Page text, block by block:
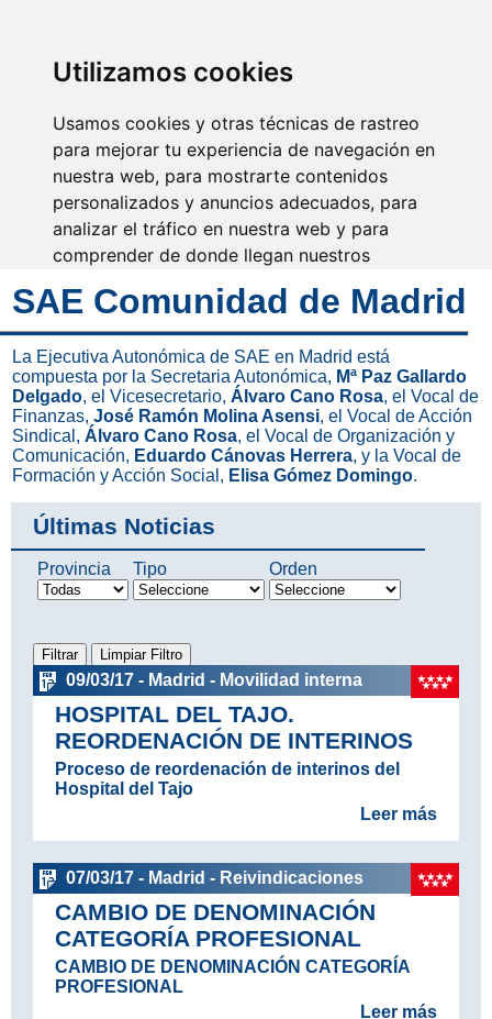
Utilizamos cookies
Usamos cookies y otras técnicas de rastreo
para mejorar tu experiencia de navegación en
nuestra web, para mostrarte contenidos
personalizados y anuncios adecuados, para
analizar el tráfico en nuestra web y para
comprender de donde llegan nuestros
Aceptar
Rechazar
Configurar
El cuidado es la esencia de
la enfermería
SAE Comunidad de Madrid
La Ejecutiva Autonómica de SAE en Madrid está
compuesta por la Secretaria Autonómica, Mª Paz Gallardo
Delgado, el Vicesecretario,Álvaro Cano Rosa, el Vocal de
Finanzas,José Ramón Molina Asensi, el Vocal de Acción
Sindical,Álvaro Cano Rosa, el Vocal de Organización y
Comunicación, Eduardo Cánovas Herrera, y la Vocal de
Formación y Acción Social, Elisa Gómez Domingo.
Últimas Noticias
Provincia Tipo Orden
09/03/17 - Madrid - Movilidad interna
HOSPITAL DEL TAJO.
REORDENACIÓN DE INTERINOS
Proceso de reordenación de interinos del
Hospital del Tajo
Leer más
07/03/17 - Madrid - Reivindicaciones
CAMBIO DE DENOMINACIÓN
CATEGORÍA PROFESIONAL
CAMBIO DE DENOMINACIÓN CATEGORÍA
PROFESIONAL
Leer más